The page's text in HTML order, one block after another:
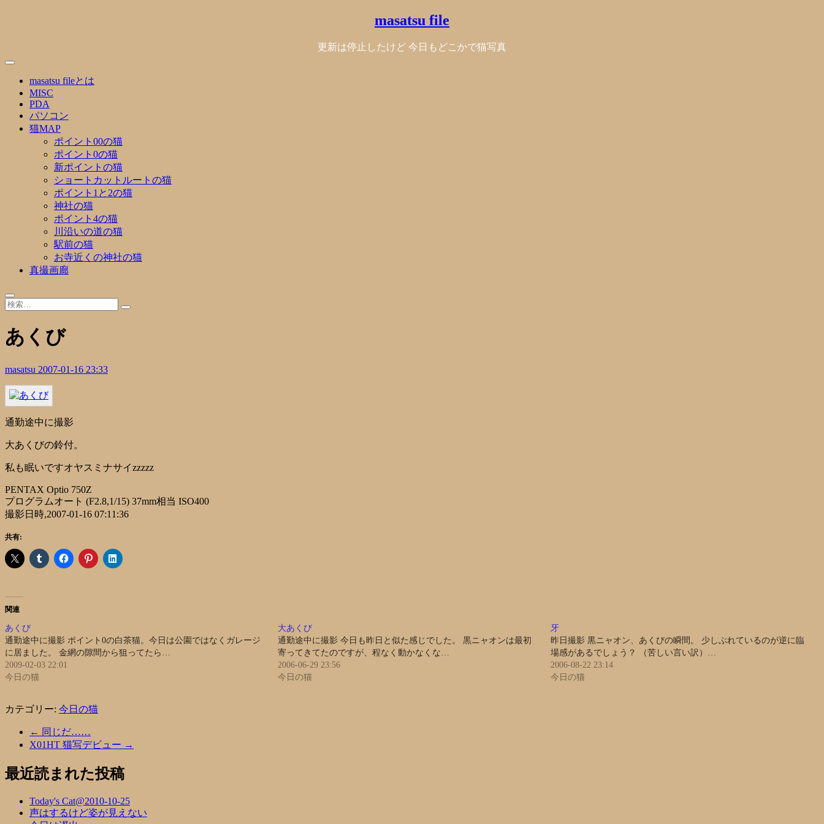
masatsu file
更新は停止したけど 今日もどこかで猫写真
masatsu fileとは
MISC
PDA
パソコン
猫MAP
ポイント00の猫
ポイント0の猫
新ポイントの猫
ショートカットルートの猫
ポイント1と2の猫
神社の猫
ポイント4の猫
川沿いの道の猫
駅前の猫
お寺近くの神社の猫
真撮画廊
あくび
masatsu 2007-01-16 23:33
通勤途中に撮影
大あくびの鈴付。
私も眠いですオヤスミナサイzzzzz
PENTAX Optio 750Z
プログラムオート (F2.8,1/15) 37mm相当 ISO400
撮影日時,2007-01-16 07:11:36
共有:
関連
あくび
通勤途中に撮影 ポイント0の白茶猫。今日は公園ではなくガレージ
に居ました。 金網の隙間から狙ってたら…
2009-02-03 22:01
今日の猫
大あくび
通勤途中に撮影 今日も昨日と似た感じでした。 黒ニャオンは最初
寄ってきてたのですが、程なく動かなくな…
2006-06-29 23:56
今日の猫
牙
昨日撮影 黒ニャオン、あくびの瞬間。 少しぶれているのが逆に臨
場感があるでしょう？ （苦しい言い訳）…
2006-08-22 23:14
今日の猫
カテゴリー: 今日の猫
← 同じだ……
X01HT 猫写デビュー →
最近読まれた投稿
Today's Cat@2010-10-25
声はするけど姿が見えない